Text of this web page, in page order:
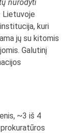
nurodyti
Lietuvoje
kuri
jų su kitomis
Galutinį
~3 iš 4